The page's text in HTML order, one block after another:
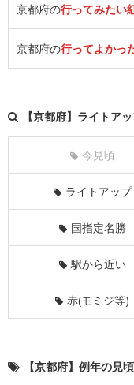
京都府の行ってみたい
京都府の行ってよかっ
【京都府】ライトア
今見頃
ライトアップ
国指定名勝
駅から近い
赤(モミジ等)
【京都府】例年の見